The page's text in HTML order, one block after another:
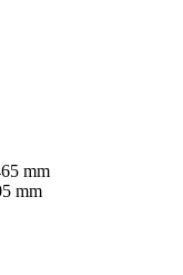
mm
mm